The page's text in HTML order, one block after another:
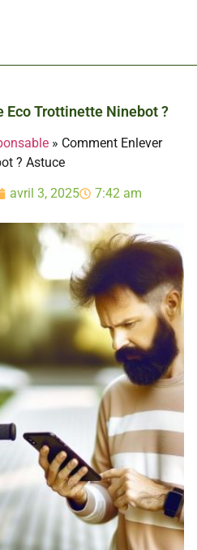
Eco Trottinette Ninebot ?
» Comment Enlever
? Astuce
avril 3, 2025
7:42 am